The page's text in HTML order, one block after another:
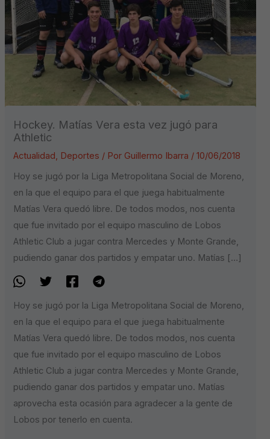
Hockey. Matías Vera esta vez jugó para
Athletic
Actualidad, Deportes / Por Guillermo Ibarra /10/06/2018
Hoy se jugó por la Liga Metropolitana Social de Moreno,
en la que el equipo para el que juega habitualmente
Matías Vera quedó libre. De todos modos, nos cuenta
que fue invitado por el equipo masculino de Lobos
Athletic Club a jugar contra Mercedes y Monte Grande,
pudiendo ganar dos partidos y empatar uno. Matías […]
Hoy se jugó por la Liga Metropolitana Social de Moreno,
en la que el equipo para el que juega habitualmente
Matías Vera quedó libre. De todos modos, nos cuenta
que fue invitado por el equipo masculino de Lobos
Athletic Club a jugar contra Mercedes y Monte Grande,
pudiendo ganar dos partidos y empatar uno. Matías
aprovecha esta ocasión para agradecer a la gente de
Lobos por tenerlo en cuenta.